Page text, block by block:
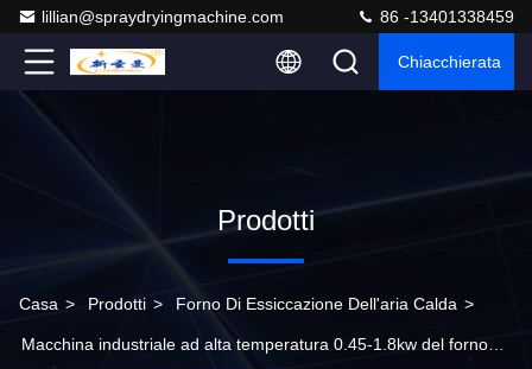
lillian@spraydryingmachine.com 86 -13401338459
Chiacchierata
Prodotti
Casa > Prodotti > Forno Di Essiccazione Dell'aria Calda >
Macchina industriale ad alta temperatura 0.45-1.8kw del forno